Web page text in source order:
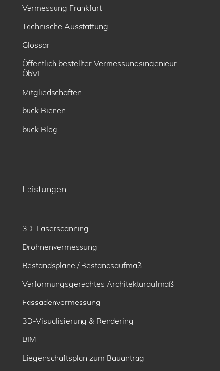
Vermessung Frankfurt
Technische Ausstattung
Glossar
Öffentlich bestellter Vermessungsingenieur –
ÖbVI
Mitgliedschaften
buck Bienen
buck Blog
Leistungen
3D-Laserscanning
Drohnenvermessung
Bestandspläne / Bestandsaufmaß
Verformungsgerechtes Architekturaufmaß
Fassadenvermessung
3D-Visualisierung & Rendering
BIM
Liegenschaftsplan zum Bauantrag